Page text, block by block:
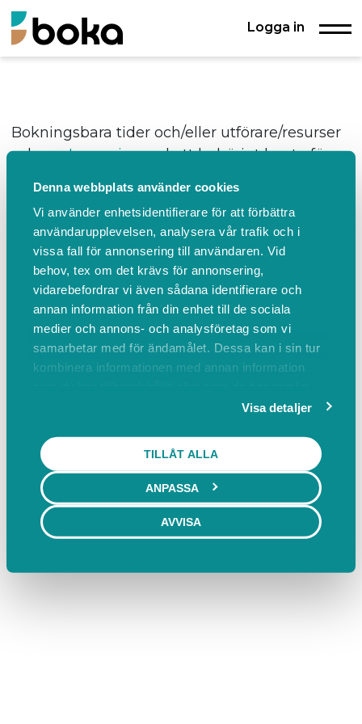
Denna webbplats använder cookies
Vi använder enhetsidentifierare för att förbättra
användarupplevelsen, analysera vår trafik och i
vissa fall för annonsering till användaren. Vid
behov, tex om det krävs för annonsering,
vidarebefordrar vi även sådana identifierare och
annan information från din enhet till de sociala
medier och annons- och analysföretag som vi
samarbetar med för ändamålet. Dessa kan i sin tur
kombinera informationen med annan information
Visa detaljer
TILLÅT ALLA
ANPASSA
AVVISA
Logga in
Bokningsbara tider och/eller utförare/resurser
saknas. Logga in med ett behörigt konto för
Hagernasstrandsbryggor använderBoka.se- från Boka
Global AB
Bokas marknadsplats
Villkor & policyer
Behöver du ett bokningssystem?
FAQ